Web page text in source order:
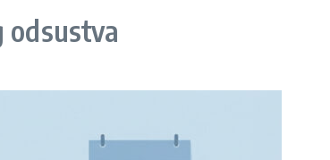
odsustva